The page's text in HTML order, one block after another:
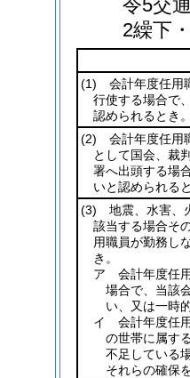
令5交
2繰下
(1) 会計年度任用
行使する場合で
認められるとき
(2) 会計年度任用
として国会、裁
署へ出頭する場
いと認められる
(3) 地震、水害、
該当する場合そ
用職員が勤務し
き。
ア 会計年度任
場合で、当該
い、又は一時
イ 会計年度任
の世帯に属す
不足している
それらの確保